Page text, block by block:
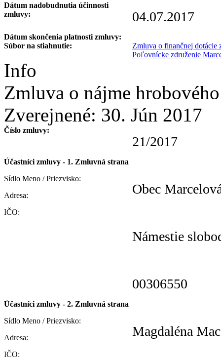
Dátum nadobudnutia účinnosti
zmluvy:
04.07.2017
Dátum skončenia platnosti zmluvy:
Súbor na stiahnutie:
Zmluva o finančnej
Poľovnícke združenie
Info
Zmluva o nájme
Zverejnené: 30. Jún 2017
Číslo zmluvy:
21/2017
Účastníci zmluvy - 1. Zmluvná strana
Sídlo Meno / Priezvisko:
Adresa:
IČO:
Obec
Námestie
00306550
Účastníci zmluvy - 2. Zmluvná strana
Sídlo Meno / Priezvisko:
Adresa:
IČO:
Magdaléna